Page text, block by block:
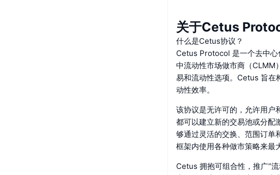
关于Cetus
什么是Cetus协议？
Cetus Protocol 是一个去中
中流动性市场做市商（
易和流动性选项。Cetus 旨在
动性效率。
该协议是无许可的，允许用户
都可以建立新的交易池或分配
够通过灵活的交换、范围订单
框架内使用各种做市策略来最
Cetus 拥抱可组合性，推广“